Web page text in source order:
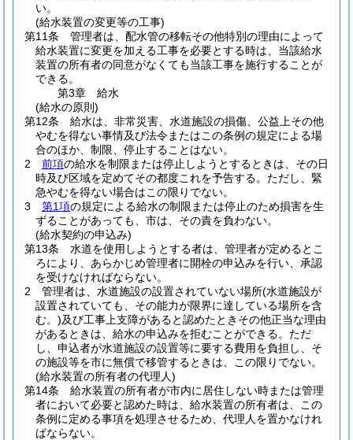
い。
(給水装置の変更等の工事)
第11条
管理者は、配水管の移転その他特別の理由によって
給水装置に変更を加える工事を必要とする時は、当該給水
装置の所有者の同意がなくても当該工事を施行することが
できる。
第3章
給水
(給水の原則)
第12条
給水は、非常災害、水道施設の損傷、公益上その他
やむを得ない事情及び法令またはこの条例の規定による場
合のほか、制限、停止することはない。
2
前項の給水を制限または停止しようとするときは、その日
時及び区域を定めてその都度これを予告する。 ただし、緊
急やむを得ない場合はこの限りでない。
3
第1項の規定による給水の制限または停止のため損害を生
ずることがあっても、市は、その責を負わない。
(給水契約の申込み)
第13条
水道を使用しようとする者は、管理者が定めるとこ
ろにより、あらかじめ管理者に開栓の申込みを行い、承認
を受けなければならない。
2
管理者は、水道施設の設置されていない場所(水道施設が
設置されていても、その能力が限界に達している場所を含
む。)及び工事上支障があると認めたときその他正当な理由
があるときは、給水の申込みを拒むことができる。 ただ
し、申込者が水道施設の設置等に要する費用を負担し、そ
の施設等を市に無償で移管するときは、この限りでない。
(給水装置の所有者の代理人)
第14条
給水装置の所有者が市内に居住しない時または管理
者において必要と認めた時は、給水装置の所有者は、この
条例に定める事項を処理させるため、代理人を置かなけれ
ばならない。